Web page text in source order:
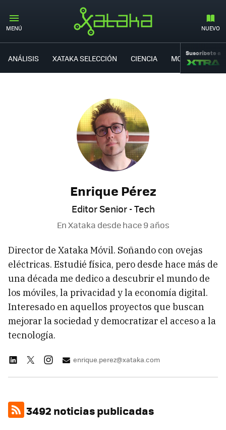
MENÚ NUEVO
ANÁLISIS XATAKA SELECCIÓN CIENCIA MOVILIDAD
Suscríbete a
Enrique Pérez
Editor Senior - Tech
En Xataka desdehace 9 años
Director de Xataka Móvil. Soñando con ovejas
eléctricas. Estudié física, pero desde hace más de
una década me dedico a descubrir el mundo de
los móviles, la privacidad y la economía digital.
Interesado en aquellos proyectos que buscan
mejorar la sociedad y democratizar el acceso a la
tecnología.
enrique.perez@xataka.com
3492 noticias publicadas